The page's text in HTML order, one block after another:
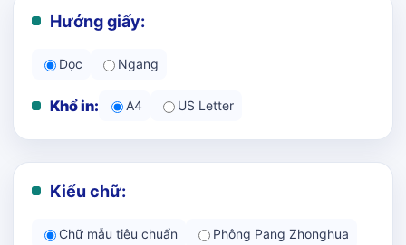
Hướng giấy:
Dọc Ngang
Khổ in: A4 US Letter
Kiểu chữ:
Chữ mẫu tiêu chuẩn
Phông Pang Zhonghua